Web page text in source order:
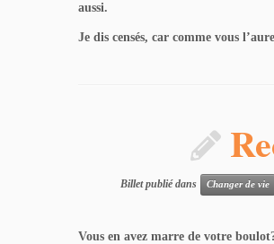
aussi.
Je dis censés, car comme vous
Billet publié dans Changer de vie
Vous en avez marre de votre